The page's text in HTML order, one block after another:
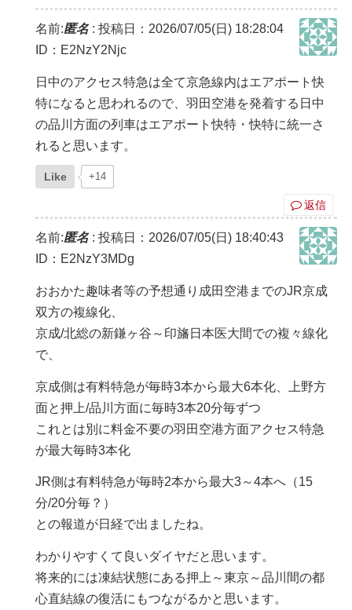
名前:匿名: 投稿日：2026/07/05(日) 18:28:04
ID：E2NzY2Njc
日中のアクセス特急は全て京急線内はエアポート快
特になると思われるので、羽田空港を発着する日中
の品川方面の列車はエアポート快特・快特に統一さ
れると思います。
Like +14
返信
名前:匿名: 投稿日：2026/07/05(日) 18:40:43
ID：E2NzY3MDg
おおかた趣味者等の予想通り成田空港までのJR京成
双方の複線化、
京成/北総の新鎌ヶ谷～印旛日本医大間での複々線化
で、
京成側は有料特急が毎時3本から最大6本化、上野方
面と押上/品川方面に毎時3本20分毎ずつ
これとは別に料金不要の羽田空港方面アクセス特急
が最大毎時3本化
JR側は有料特急が毎時2本から最大3～4本へ（15
分/20分毎？）
との報道が日経で出ましたね。
わかりやすくて良いダイヤだと思います。
将来的には凍結状態にある押上～東京～品川間の都
心直結線の復活にもつながるかと思います。